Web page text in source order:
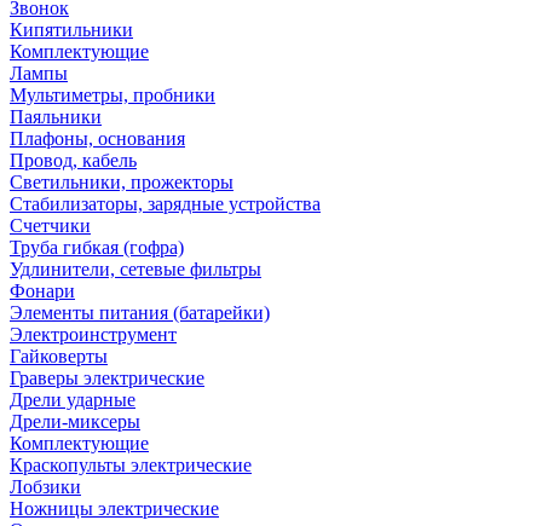
Звонок
Кипятильники
Комплектующие
Лампы
Мультиметры, пробники
Паяльники
Плафоны, основания
Провод, кабель
Светильники, прожекторы
Стабилизаторы, зарядные устройства
Счетчики
Труба гибкая (гофра)
Удлинители, сетевые фильтры
Фонари
Элементы питания (батарейки)
Электроинструмент
Гайковерты
Граверы электрические
Дрели ударные
Дрели-миксеры
Комплектующие
Краскопульты электрические
Лобзики
Ножницы электрические